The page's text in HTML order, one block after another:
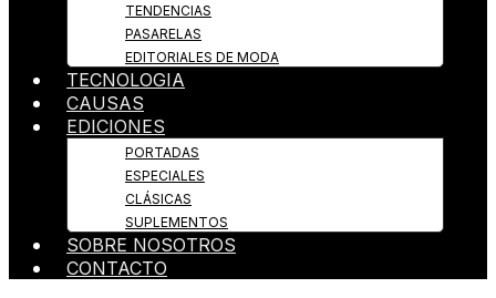
TENDENCIAS
PASARELAS
EDITORIALES DE MODA
TECNOLOGIA
CAUSAS
EDICIONES
PORTADAS
ESPECIALES
CLÁSICAS
SUPLEMENTOS
SOBRE NOSOTROS
CONTACTO